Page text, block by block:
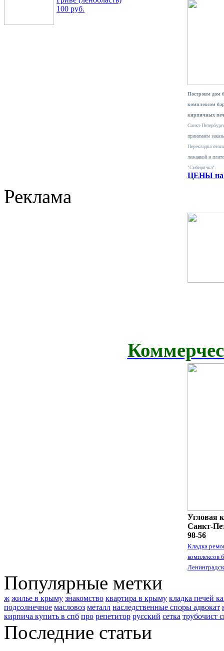
100 руб.
Построим дом
комплексом
кирпичных
Санкт-
принимаем
Перекладка
лежанкой и
"Сибирячка".
ЦЕНЫ на
Реклама
Угловая
Санкт-
98-56
Кладка
комплексов
Популярные метки
ж жилье в крыму знакомство квартира в крыму кладка печей
подсолнечное масловоз металл наследственные споры адвокат
кирпича купить в спб про репетитор русский сетка трубочист
Последние статьи